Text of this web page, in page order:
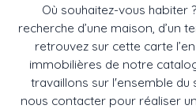
Où souhaitez-vous habiter
recherche d’une maison, d’un
retrouvez sur cette carte
immobilières de notre
travaillons sur l'ensemble du
nous contacter pour réaliser